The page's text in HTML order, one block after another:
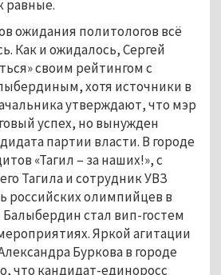
равные.
ожидания политологов всё
Как и ожидалось, Сергей
своим рейтингом с
хотя источники в
утверждают, что мэр
успех, но вынужден
партии власти. В городе
«Тагил – за наших!», с
Тагила и сотрудник УВЗ
российских олимпийцев в
стал вип-гостем
Яркой агитации
Буркова в городе
что кандидат-единоросс